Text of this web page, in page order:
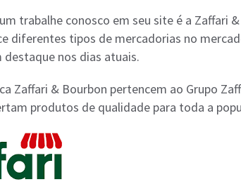
trabalhe conosco em seu site é a Zaffari
diferentes tipos de mercadorias no
nos dias atuais.
Zaffari & Bourbon pertencem ao Grupo
produtos de qualidade para toda a